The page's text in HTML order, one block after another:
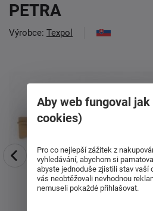
PETRA
Výrobce: Texpol
Aby web fungoval
cookies)
Pro co nejlepší zážitek z
vyhledávání, abychom si
abyste jednoduše zjistili stav vaší
vás neobtěžovali nevhodnou
nemuseli pokaždé přihlašovat.